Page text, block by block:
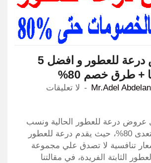
اقوي عروض درعة للعطور و افضل 5
+ طرق خصم 80%
Mr.Adel لا تعليقات
عروض درعة للعطور الحالية ونسب
الخصم التي تتعدى 80%، حيث يقدم درعة للعطور
تنافسية لا تصدق علي مجموعة
الثابتة الفريدة، في مقالتنا